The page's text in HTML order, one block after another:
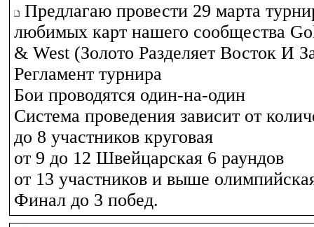
Предлагаю провести 29 марта
любимых карт нашего сообщества
& West (Золото Разделяет Восток И
Регламент турнира
Бои проводятся один-на-один
Система проведения зависит от
до 8 участников круговая
от 9 до 12 Швейцарская 6 раундов
от 13 участников и выше
Финал до 3 побед.